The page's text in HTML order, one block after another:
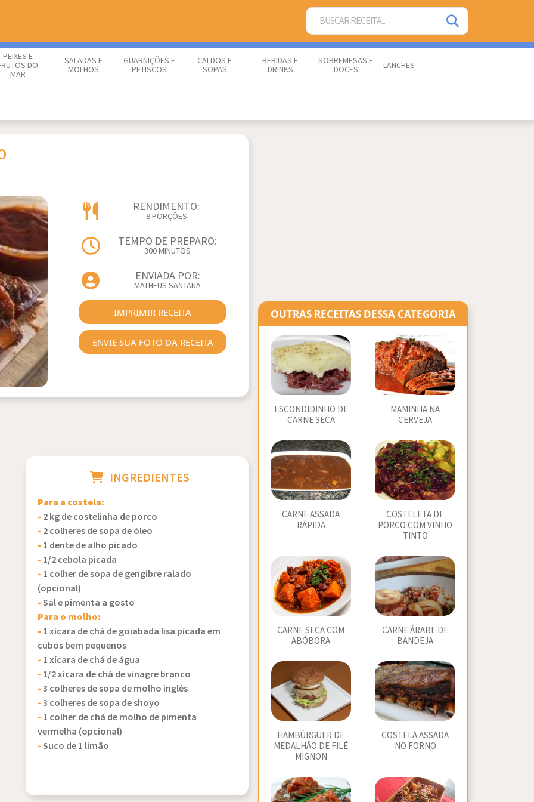
PEIXES E
DO
MAR
SALADAS E
MOLHOS
GUARNIÇÕES E
PETISCOS
CALDOS E
SOPAS
BEBIDAS E
DRINKS
SOBREMESAS E
DOCES
LANCHES
Next
RENDIMENTO:
8 PORÇÕES
TEMPO DE PREPARO:
300 MINUTOS
ENVIADA POR:
MATHEUS SANTANA
IMPRIMIR RECEITA
ENVIE SUA FOTO DA RECEITA
INGREDIENTES
Para a costela:
- 2 kg de costelinha de porco
- 2 colheres de sopa de óleo
- 1 dente de alho picado
- 1/2 cebola picada
- 1 colher de sopa de gengibre ralado
(opcional)
-Sal e pimenta a gosto
Para o molho:
- 1 xícara de chá de goiabada lisa picada em
cubos bem pequenos
- 1 xícara de chá de água
- 1/2 xícara de chá de vinagre branco
-3 colheres de sopa de molho inglês
-3 colheres de sopa de shoyo
- 1 colher de chá de molho de pimenta
vermelha (opcional)
-Suco de 1 limão
OUTRAS RECEITAS DESSA CATEGORIA
ESCONDIDINHO DE
CARNE SECA
MAMINHA NA
CERVEJA
CARNE ASSADA
RÁPIDA
COSTELETA DE
PORCO COM VINHO
TINTO
CARNE SECA COM
ABÓBORA
CARNE ÁRABE DE
BANDEJA
HAMBÚRGUER DE
MEDALHÃO DE FILÉ
MIGNON
COSTELA ASSADA
NO FORNO